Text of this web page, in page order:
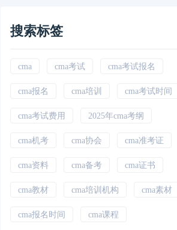
搜索标签
cma cma考试 cma考试报名
cma报名 cma培训 cma考试时间
cma考试费用 2025年cma考纲
cma机考 cma协会 cma准考证
cma资料 cma备考 cma证书
cma教材 cma培训机构 cma素材
cma报名时间 cma课程